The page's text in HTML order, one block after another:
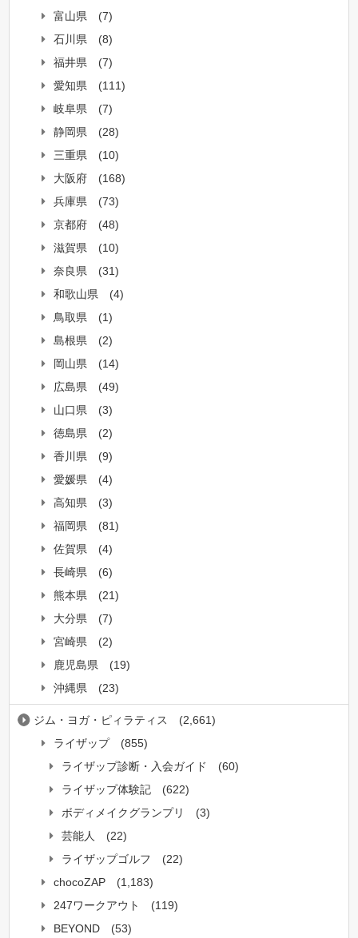
富山県
(7)
石川県
(8)
福井県
(7)
愛知県
(111)
岐阜県
(7)
静岡県
(28)
三重県
(10)
大阪府
(168)
兵庫県
(73)
京都府
(48)
滋賀県
(10)
奈良県
(31)
和歌山県
(4)
鳥取県
(1)
島根県
(2)
岡山県
(14)
広島県
(49)
山口県
(3)
徳島県
(2)
香川県
(9)
愛媛県
(4)
高知県
(3)
福岡県
(81)
佐賀県
(4)
長崎県
(6)
熊本県
(21)
大分県
(7)
宮崎県
(2)
鹿児島県
(19)
沖縄県
(23)
ジム・ヨガ・ピィラティス
(2,661)
ライザップ
(855)
ライザップ診断・入会ガイド
(60)
ライザップ体験記
(622)
ボディメイクグランプリ
(3)
芸能人
(22)
ライザップゴルフ
(22)
chocoZAP
(1,183)
247ワークアウト
(119)
BEYOND
(53)